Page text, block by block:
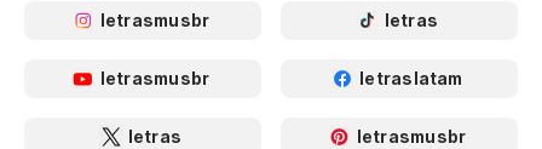
letrasmusbr letras
letrasmusbr letraslatam
letras letrasmusbr